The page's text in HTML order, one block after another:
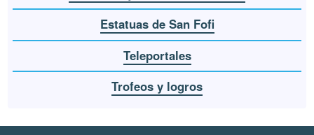
Estatuas de San Fofi
Teleportales
Trofeos y logros